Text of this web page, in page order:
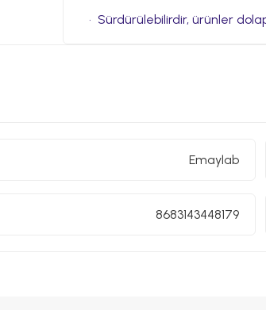
•⁠ ⁠Sürdürülebilirdir, ürünler
Her emaye gıdaya uygun değildir.
Emaylab
8683143448179